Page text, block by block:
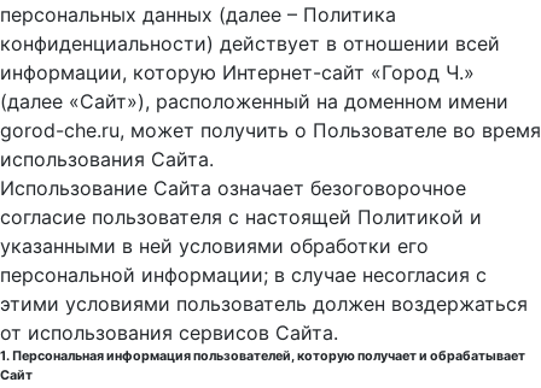
персональных данных (далее – Политика
конфиденциальности) действует в отношении всей
информации, которую Интернет-сайт «Город Ч.»
(далее «Сайт»), расположенный на доменном имени
gorod-che.ru, может получить о Пользователе во время
использования Cайта.
Использование Сайта означает безоговорочное
согласие пользователя с настоящей Политикой и
указанными в ней условиями обработки его
персональной информации; в случае несогласия с
этими условиями пользователь должен воздержаться
от использования сервисов Сайта.
1. Персональная информация пользователей, которую получает и обрабатывает
Сайт